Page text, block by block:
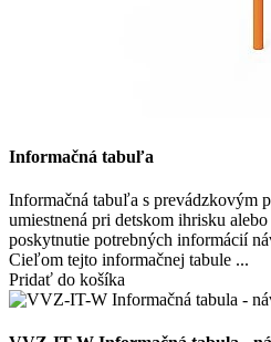
Informačná tabuľa
Informačná tabuľa s prevádzkovým
umiestnená pri detskom ihrisku
poskytnutie potrebných informácií
Cieľom tejto informačnej tabule ...
Pridať do košíka